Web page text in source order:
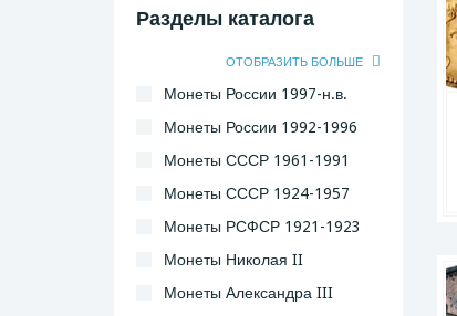
Разделы каталога
ОТОБРАЗИТЬ БОЛЬШЕ
Монеты России 1997-н.в.
Монеты России 1992-1996
Монеты СССР 1961-1991
Монеты СССР 1924-1957
Монеты РСФСР 1921-1923
Монеты Николая II
Монеты Александра III